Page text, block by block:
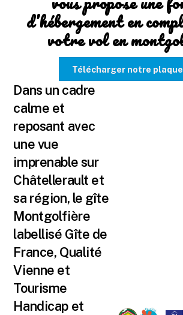
d’hébergement en
votre vol en
Télécharger notre
Dans un cadre
calme et
reposant avec
une vue
imprenable sur
Châtellerault et
sa région, le gîte
Montgolfière
labellisé Gîte de
France, Qualité
Vienne et
Tourisme
Handicap et